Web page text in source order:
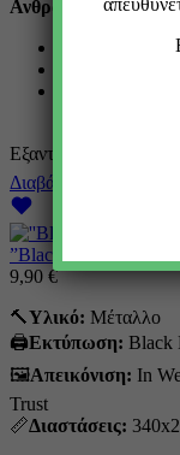
Ανθρακα
Μήκος : 27mm
Εξαντλήθηκε
Διαβάστε περισσότερα
”Black Leaf” Rolling
9,90 €
🔨Υλικό: Mέταλλο
🖨️Εκτύπωση: Black
🖼Απεικόνιση: In
Trust
📏Διαστάσεις: